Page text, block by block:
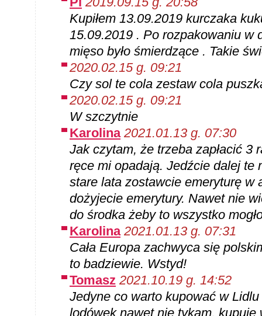
Kupiłem 13.09.2019 kurczaka
15.09.2019 . Po rozpakowaniu w
mięso było śmierdzące . Takie
2020.02.15 g. 09:21
Czy sol te cola zestaw cola
2020.02.15 g. 09:21
W szczytnie
Karolina 2021.01.13 g. 07:30
Jak czytam, że trzeba zapłacić
ręce mi opadają. Jedźcie dalej te
stare lata zostawcie emeryturę w
dożyjecie emerytury. Nawet nie
do środka żeby to wszystko
Karolina 2021.01.13 g. 07:31
Cała Europa zachwyca się
to badziewie. Wstyd!
Tomasz 2021.10.19 g. 14:52
Jedyne co warto kupować w
lodówek nawet nie tykam,